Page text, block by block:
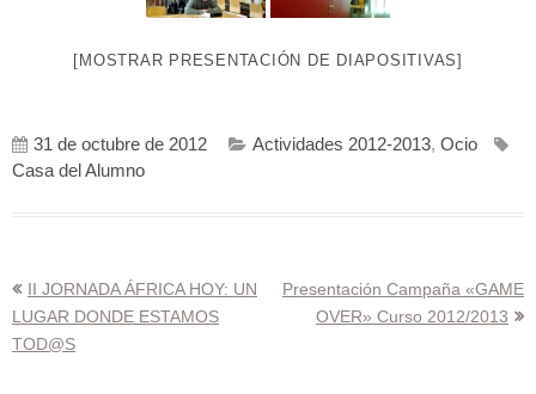
[MOSTRAR PRESENTACIÓN DE DIAPOSITIVAS]
31 de octubre de 2012 Actividades 2012-2013, Ocio
Casa del Alumno
Navegación
de
II JORNADA ÁFRICA HOY: UN
LUGAR DONDE ESTAMOS
TOD@S
Presentación Campaña «GAME
OVER» Curso 2012/2013